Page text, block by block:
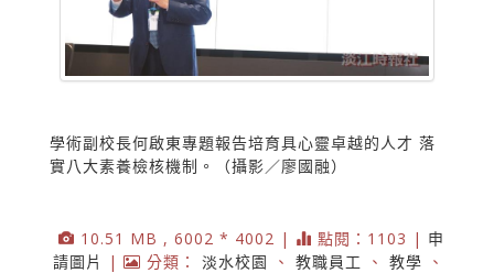
學術副校長何啟東專題報告培育具心靈卓越的人才 落
實八大素養檢核機制。（攝影／廖國融）
10.51 MB , 6002 * 4002 | 點閱：1103 | 申
請圖片
| 分類： 淡水校園 、 教職員工 、 教學 、